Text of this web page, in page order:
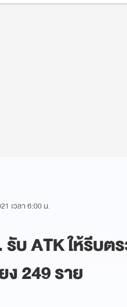
เวลา 6:00 น.
บ ATK ให้รีบต
ง 249 ราย